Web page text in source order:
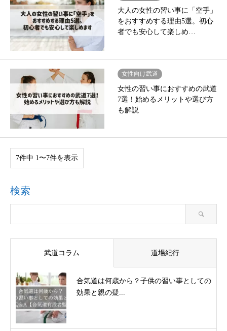
大人の女性の習い事に「空手」
をおすすめする理由5選。初心
者でも安心して楽しめ…
女性向け武道
女性の習い事におすすめの武道
7選！始めるメリットや選び方
も解説
7件中 1〜7件を表示
検索
武道コラム 道場紀行
合気道は何歳から？子供の習い事としての
効果と親の疑...